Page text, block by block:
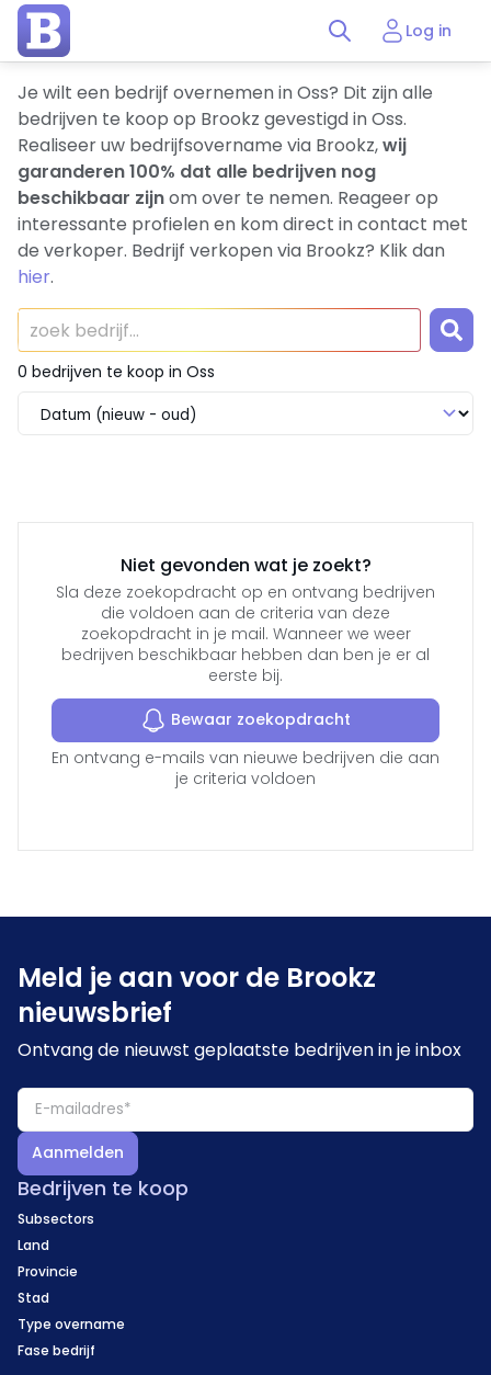
Log in
Je wilt een bedrijf overnemen in Oss? Dit zijn alle
bedrijven te koop op Brookz gevestigd in Oss.
Realiseer uw bedrijfsovername via Brookz,wij
garanderen 100% dat alle bedrijven nog
beschikbaar zijnom over te nemen. Reageer op
interessante profielen en kom direct in contact met
de verkoper. Bedrijf verkopen via Brookz? Klik dan
hier.
0 bedrijven te koop in Oss
Niet gevonden wat je zoekt?
Sla deze zoekopdracht op en ontvang bedrijven
die voldoen aan de criteria van deze
zoekopdracht in je mail. Wanneer we weer
bedrijven beschikbaar hebben dan ben je er al
eerste bij.
Bewaar zoekopdracht
En ontvang e-mails van nieuwe bedrijven die aan
je criteria voldoen
Meld je aan voor de Brookz
nieuwsbrief
Ontvang de nieuwst geplaatste bedrijven in je inbox
Aanmelden
Bedrijven te koop
Subsectors
Land
Provincie
Stad
Type overname
Fase bedrijf